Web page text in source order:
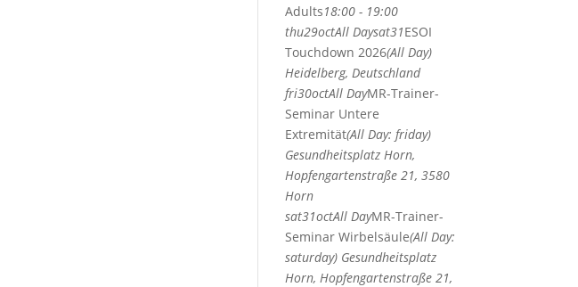
Adults18:00 - 19:00
thu29octAll Daysat31ESOI
Touchdown 2026(All Day)
Heidelberg, Deutschland
fri30octAll DayMR-Trainer-
Seminar Untere
Extremität(All Day: friday)
Gesundheitsplatz Horn,
Hopfengartenstraße 21, 3580
Horn
sat31octAll DayMR-Trainer-
Seminar Wirbelsäule(All Day:
saturday) Gesundheitsplatz
Horn, Hopfengartenstraße 21,